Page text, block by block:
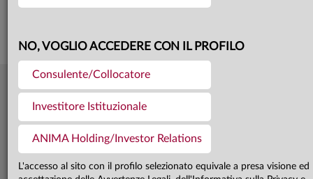
NO, VOGLIO ACCEDERE CON IL PROFILO
Consulente/Collocatore
Investitore Istituzionale
ANIMA Holding/Investor Relations
L'accesso al sito con il profilo selezionato equivale a presa visione ed
Questa è una comunicazione di marketing. Si prega di consultare il prospetto e
Ultima quota
31.07.26
Patrimonio fondo 31.07.26
Patrimonio classe unica 31.07.26